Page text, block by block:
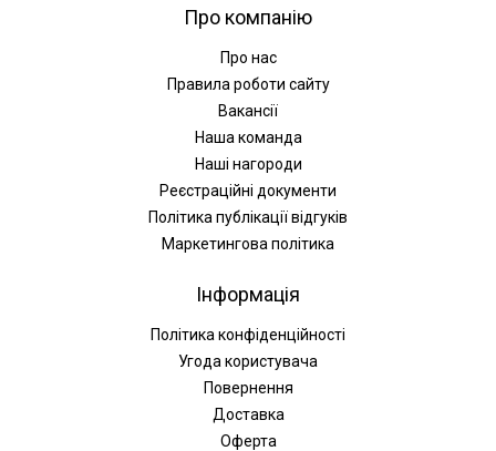
Про компанію
Про нас
Правила роботи сайту
Вакансії
Наша команда
Наші нагороди
Реєстраційні документи
Політика публікації відгуків
Маркетингова політика
Інформація
Політика конфіденційності
Угода користувача
Повернення
Доставка
Оферта